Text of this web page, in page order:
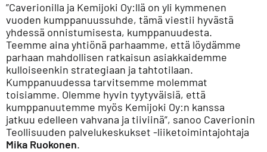
”Caverionilla ja Kemijoki Oy:llä on yli kymmenen
vuoden kumppanuussuhde, tämä viestii hyvästä
yhdessä onnistumisesta, kumppanuudesta.
Teemme aina yhtiönä parhaamme, että löydämme
parhaan mahdollisen ratkaisun asiakkaidemme
kulloiseenkin strategiaan ja tahtotilaan.
Kumppanuudessa tarvitsemme molemmat
toisiamme. Olemme hyvin tyytyväisiä, että
kumppanuutemme myös Kemijoki Oy:n kanssa
jatkuu edelleen vahvana ja tiiviinä”, sanoo Caverionin
Teollisuuden palvelukeskukset -liiketoimintajohtaja
Mika Ruokonen.